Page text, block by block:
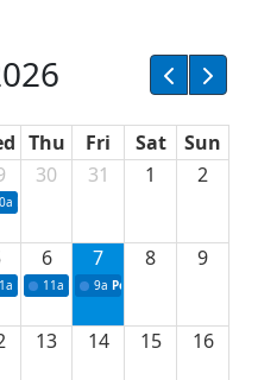
Thu Fri Sat
Sun
Potpisivanje ugovora sa neprofitnim
30 31 1 2
Potpisivanje ugovora o stipendijama
6
11a Podrška razvoju vodne
7
9a Početak izgradnje nove
8 9
13 14 15 16